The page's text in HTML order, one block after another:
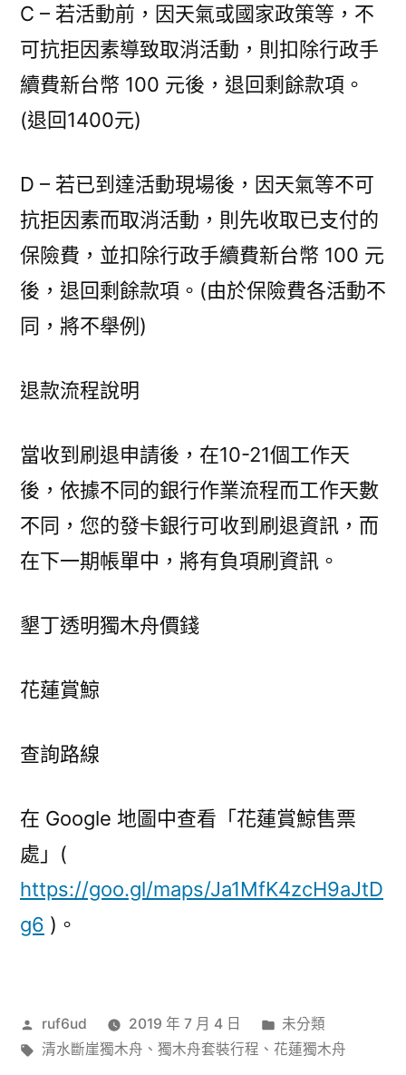
C – 若活動前，因天氣或國家政策等，不
可抗拒因素導致取消活動，則扣除行政手
續費新台幣 100 元後，退回剩餘款項。
(退回1400元)
D – 若已到達活動現場後，因天氣等不可
抗拒因素而取消活動，則先收取已支付的
保險費，並扣除行政手續費新台幣 100 元
後，退回剩餘款項。(由於保險費各活動不
同，將不舉例)
退款流程說明
當收到刷退申請後，在10-21個工作天
後，依據不同的銀行作業流程而工作天數
不同，您的發卡銀行可收到刷退資訊，而
在下一期帳單中，將有負項刷資訊。
墾丁透明獨木舟價錢
花蓮賞鯨
查詢路線
在 Google 地圖中查看「花蓮賞鯨售票
處」(
https://goo.gl/maps/Ja1MfK4zcH9aJtD
g6 )。
作
者:
ruf6ud 2019 年 7 月 4 日
分
類:
未分類
標
清水斷崖獨木舟 、 獨木舟套裝行程 、 花蓮獨木舟